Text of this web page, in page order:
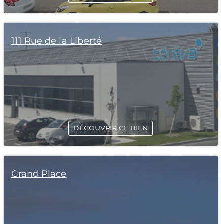
111 Rue de la Liberté
DÉCOUVRIR CE BIEN
Grand Place